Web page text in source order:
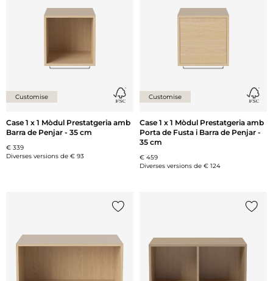
Customise
Case 1 x 1 Mòdul Prestatgeria amb
Barra de Penjar - 35 cm
€ 339
Diverses versions de € 93
Customise
Case 1 x 1 Mòdul Prestatgeria amb
Porta de Fusta i Barra de Penjar -
35 cm
€ 459
Diverses versions de € 124